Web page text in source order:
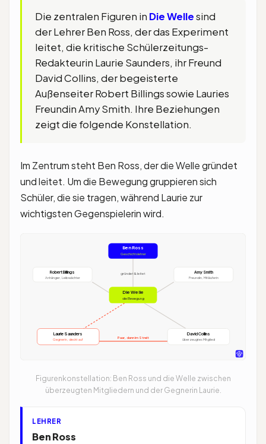
Die zentralen Figuren in Die Wellesind
der Lehrer Ben Ross, der das Experiment
leitet, die kritische Schülerzeitungs-
Redakteurin Laurie Saunders, ihr Freund
David Collins, der begeisterte
Außenseiter Robert Billings sowie Lauries
Freundin Amy Smith. Ihre Beziehungen
zeigt die folgende Konstellation.
Im Zentrum steht Ben Ross, der die Welle gründet
und leitet. Um die Bewegung gruppieren sich
Schüler, die sie tragen, während Laurie zur
wichtigsten Gegenspielerin wird.
Ben Ross
Geschichtslehrer
gründet & leitet
Die Welle
die Bewegung
Robert Billings
Anhänger, Leibwächter
Amy Smith
Freundin, Mitläuferin
Laurie Saunders
Gegnerin, deckt auf
David Collins
überzeugtes Mitglied
Paar, dann im Streit
Figurenkonstellation: Ben Ross und die Welle zwischen
überzeugten Mitgliedern und der Gegnerin Laurie.
LEHRER
Ben Ross